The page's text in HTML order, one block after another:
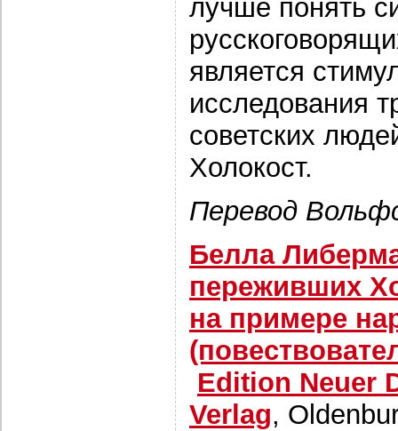
лучше понять
является
исследования
советских
Холокост.
Перевод
Белла
переживших
на примере
Edition Neuer
Verlag,